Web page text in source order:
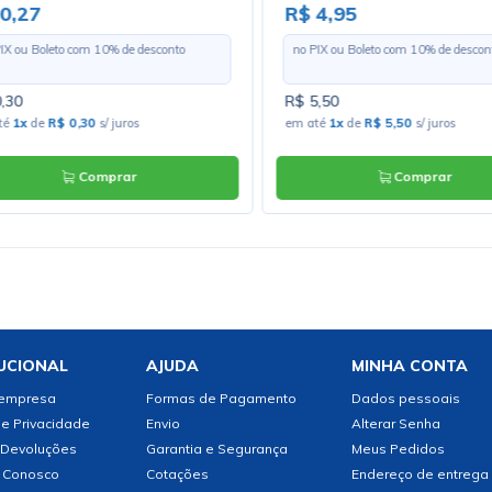
ou Boleto com 10% de desconto
1xde R$ 0,30 s/ juros
Comprar
R$ 4,95
no PIX ou Boleto com 10% de
R$ 5,50
em até 1xde R$ 5,50 s/ juros
Comprar
Privacidade
AJUDA
Formas de Pagamento
Envio
Garantia e Segurança
Cotações
MINHA CONTA
Dados pessoais
Alterar Senha
Meus Pedidos
Endereço de entrega